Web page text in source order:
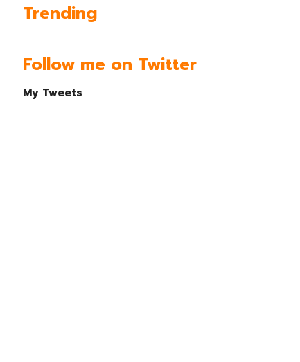
Trending
Follow me on Twitter
My Tweets